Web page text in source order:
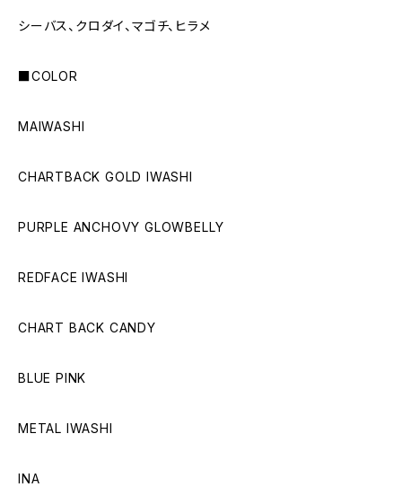
シーバス、クロダイ、マゴチ、ヒラメ
■COLOR
MAIWASHI
CHARTBACK GOLD IWASHI
PURPLE ANCHOVY GLOWBELLY
REDFACE IWASHI
CHART BACK CANDY
BLUE PINK
METAL IWASHI
INA